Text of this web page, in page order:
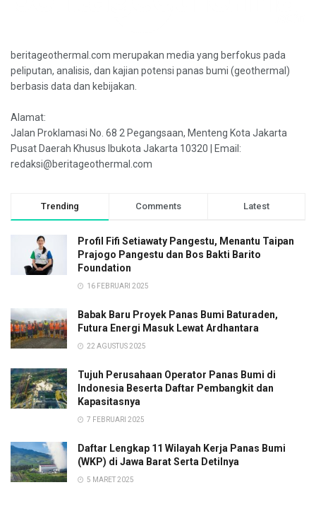
beritageothermal.com merupakan media yang berfokus pada
peliputan, analisis, dan kajian potensi panas bumi (geothermal)
berbasis data dan kebijakan.
Alamat:
Jalan Proklamasi No. 68 2 Pegangsaan, Menteng Kota Jakarta
Pusat Daerah Khusus Ibukota Jakarta 10320 | Email:
redaksi@beritageothermal.com
Trending Comments Latest
Profil Fifi Setiawaty Pangestu, Menantu Taipan
Prajogo Pangestu dan Bos Bakti Barito
Foundation
16 FEBRUARI 2025
Babak Baru Proyek Panas Bumi Baturaden,
Futura Energi Masuk Lewat Ardhantara
22 AGUSTUS 2025
Tujuh Perusahaan Operator Panas Bumi di
Indonesia Beserta Daftar Pembangkit dan
Kapasitasnya
7 FEBRUARI 2025
Daftar Lengkap 11 Wilayah Kerja Panas Bumi
(WKP) di Jawa Barat Serta Detilnya
5 MARET 2025